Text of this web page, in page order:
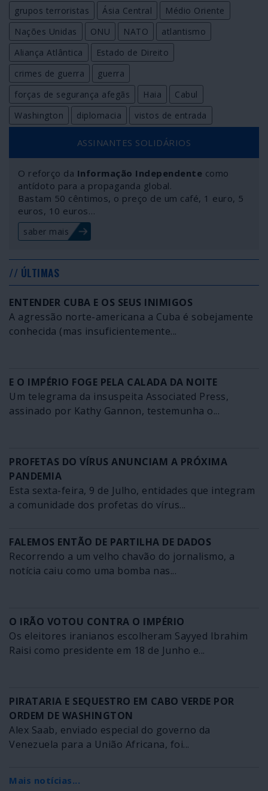
grupos terroristas Ásia Central
Médio Oriente
Nações Unidas
ONU NATO
atlantismo
Aliança Atlântica
Estado de Direito
crimes de guerra
guerra
forças de segurança afegãs
Haia
Cabul
Washington
diplomacia vistos de entrada
ASSINANTES SOLIDÁRIOS
O reforço da Informação Independente como
antídoto para a propaganda global.
Bastam 50 cêntimos, o preço de um café, 1 euro, 5
euros, 10 euros…
saber mais
// ÚLTIMAS
ENTENDER CUBA E OS SEUS INIMIGOS
A agressão norte-americana a Cuba é sobejamente
conhecida (mas insuficientemente...
E O IMPÉRIO FOGE PELA CALADA DA NOITE
Um telegrama da insuspeita Associated Press,
assinado por Kathy Gannon, testemunha o...
PROFETAS DO VÍRUS ANUNCIAM A PRÓXIMA
PANDEMIA
Esta sexta-feira, 9 de Julho, entidades que integram
a comunidade dos profetas do vírus...
FALEMOS ENTÃO DE PARTILHA DE DADOS
Recorrendo a um velho chavão do jornalismo, a
notícia caiu como uma bomba nas...
O IRÃO VOTOU CONTRA O IMPÉRIO
Os eleitores iranianos escolheram Sayyed Ibrahim
Raisi como presidente em 18 de Junho e...
PIRATARIA E SEQUESTRO EM CABO VERDE POR
ORDEM DE WASHINGTON
Alex Saab, enviado especial do governo da
Venezuela para a União Africana, foi...
Mais notícias...